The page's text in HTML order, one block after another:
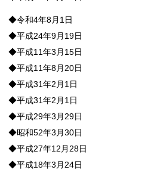
◆令和4年8月1日
◆平成24年9月19日
◆平成11年3月15日
◆平成11年8月20日
◆平成31年2月1日
◆平成31年2月1日
◆平成29年3月29日
◆昭和52年3月30日
◆平成27年12月28日
◆平成18年3月24日